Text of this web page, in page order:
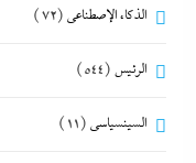
الذكاء الإصطناعي (72)
الرئيس (544)
السينسياسي (11)